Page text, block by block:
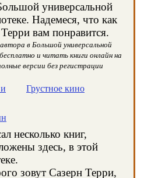
универсальной
Надемеся, что как
вам понравится.
в Большой универсальной
и читать книги онлайн на
версии без регистрации
Грустное кино
несколько книг,
здесь, в этой
зовут Сазерн Терри,